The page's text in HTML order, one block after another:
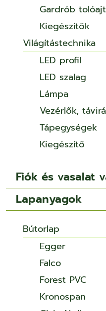
Gardrób
Kiegészítők
Világítástechnika
LED profil
LED szalag
Lámpa
Vezérlők,
Tápegységek
Kiegészítő
Fiók és vasalat
Lapanyagok
Bútorlap
Egger
Falco
Forest PVC
Kronospan